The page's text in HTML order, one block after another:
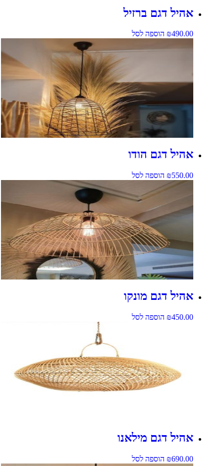
אהיל דגם ברזיל
₪490.00 הוספה לסל
אהיל דגם הודו
₪550.00 הוספה לסל
אהיל דגם מונקו
₪450.00 הוספה לסל
אהיל דגם מילאנו
₪690.00 הוספה לסל